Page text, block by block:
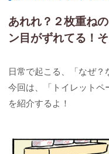
あれれ？２枚重ね
ン目がずれてる！
日常で起こる、「なぜ？
今回は、「トイレットペ
を紹介するよ！